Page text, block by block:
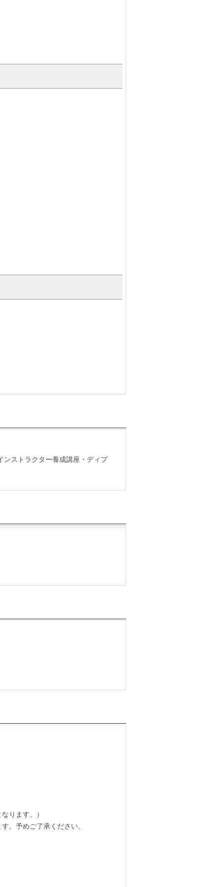
ンストラクター養成講座・ディプ
ります。）
。予めご了承ください。